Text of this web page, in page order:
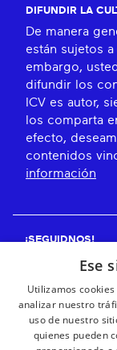
DIFUNDIR LA
De manera
están sujetos
embargo,
difundir los
ICV es autor,
los comparta
efecto,
contenidos
información
¡SEGUIDNOS!
¡RECIBE
Ese
Utilizamos
analizar nuestro
uso de nuestro
quienes pueden